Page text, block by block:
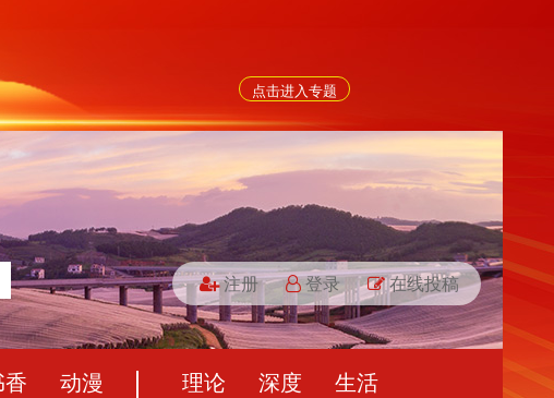
点击进入专题
注册 登录 在线投稿
动漫
理论 深度
生活